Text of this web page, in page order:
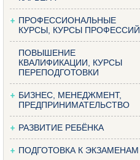
ПРОФЕССИОНАЛЬНЫЕ
КУРСЫ, КУРСЫ ПРОФЕССИЙ
ПОВЫШЕНИЕ
КВАЛИФИКАЦИИ, КУРСЫ
ПЕРЕПОДГОТОВКИ
БИЗНЕС, МЕНЕДЖМЕНТ,
ПРЕДПРИНИМАТЕЛЬСТВО
РАЗВИТИЕ РЕБЁНКА
ПОДГОТОВКА К ЭКЗАМЕНАМ